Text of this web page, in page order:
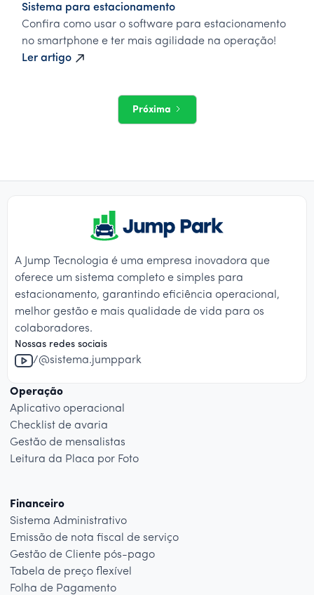
Sistema para estacionamento
Confira como usar o software para estacionamento
no smartphone e ter mais agilidade na operação!
Ler artigo
Próxima
A Jump Tecnologia é uma empresa inovadora que
oferece um sistema completo e simples para
estacionamento, garantindo eficiência operacional,
melhor gestão e mais qualidade de vida para os
colaboradores.
Nossas redes sociais
/@sistema.jumppark
Operação
Aplicativo operacional
Checklist de avaria
Gestão de mensalistas
Leitura da Placa por Foto
Financeiro
Sistema Administrativo
Emissão de nota fiscal de serviço
Gestão de Cliente pós-pago
Tabela de preço flexível
Folha de Pagamento